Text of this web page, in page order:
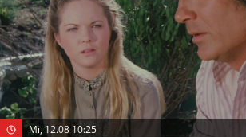
Mi, 12.08 10:25